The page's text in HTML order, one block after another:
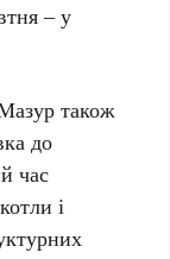
– у
також
до
час
і